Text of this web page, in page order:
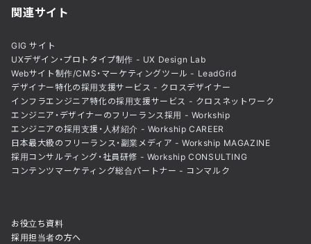
関連サイト
GIG サイト
UXデザイン・プロトタイプ制作 - UX Design Lab
Webサイト制作/CMS・マーケティングツール - LeadGrid
デザイナー特化の採用支援サービス - クロスデザイナー
インフラエンジニア特化の採用支援サービス - クロスネットワーク
エンジニア・デザイナーのフリーランス採用 - Workship
エンジニアの採用支援・人材紹介 - Workship CAREER
日本最大級のフリーランス・副業メディア - Workship MAGAZINE
採用コンサルティング・社員研修 - Workship CONSULTING
コンテンツマーケティング総合パートナー - コンマルク
お役立ち資料
採用担当者の方へ